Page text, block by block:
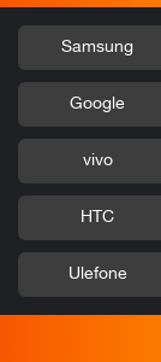
Samsung
Google
vivo
HTC
Ulefone